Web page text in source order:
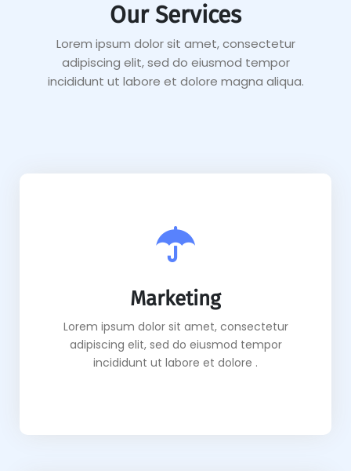
Our Services
Lorem ipsum dolor sit amet, consectetur
adipiscing elit, sed do eiusmod tempor
incididunt ut labore et dolore magna aliqua.
Marketing
Lorem ipsum dolor sit amet, consectetur
adipiscing elit, sed do eiusmod tempor
incididunt ut labore et dolore .